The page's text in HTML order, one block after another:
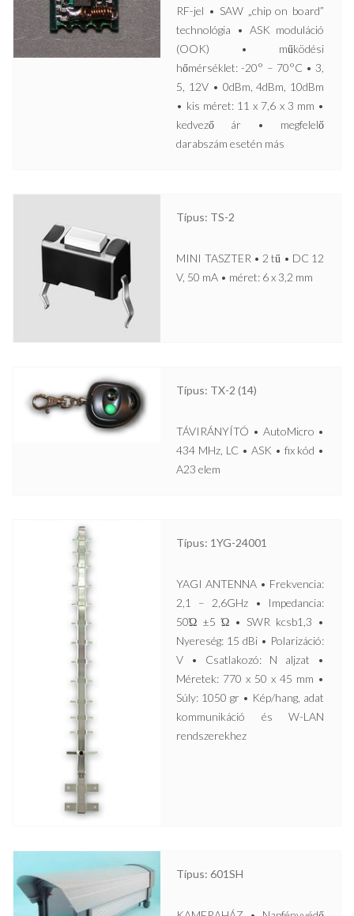
RF-jel • SAW „chip on board”
technológia • ASK moduláció
(OOK) • működési
hőmérséklet: -20° – 70°C • 3,
5, 12V • 0dBm, 4dBm, 10dBm
• kis méret: 11 x 7,6 x 3 mm •
kedvező ár • megfelelő
darabszám esetén más
Típus: TS-2
MINI TASZTER • 2 tű • DC 12
V, 50 mA • méret: 6 x 3,2 mm
Típus: TX-2 (14)
TÁVIRÁNYÍTÓ • AutoMicro •
434 MHz, LC • ASK • fix kód •
A23 elem
Típus: 1YG-24001
YAGI ANTENNA • Frekvencia:
2,1 – 2,6GHz • Impedancia:
50Ώ ±5 Ώ • SWR kcsb1,3 •
Nyereség: 15 dBi • Polarizáció:
V • Csatlakozó: N aljzat •
Méretek: 770 x 50 x 45 mm •
Súly: 1050 gr • Kép/hang, adat
kommunikáció és W-LAN
rendszerekhez
Típus: 601SH